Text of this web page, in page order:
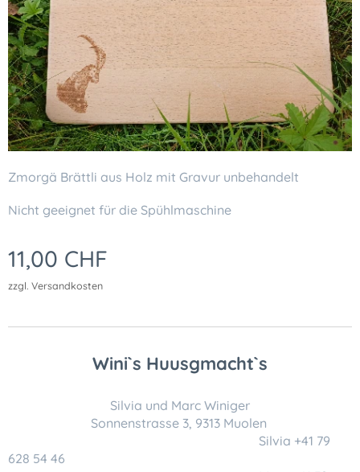
Zmorgä Brättli aus Holz mit Gravur unbehandelt
Nicht geeignet für die Spühlmaschine
11,00 CHF
zzgl. Versandkosten
Wini`s Huusgmacht`s
Silvia und Marc Winiger
Sonnenstrasse 3, 9313 Muolen
Silvia +41 79
628 54 46